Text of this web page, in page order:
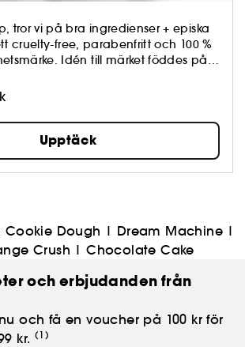
tror vi på bra ingredienser + episka
cruelty-free, parabenfritt och 100 %
Idén till märket föddes på
alltid hittat i vår community och vår
personlig stil och
är den ultimata formen för att ge
Det handlar inte bara om
look; det är hur du uttrycker den
Upptäck
Cookie Dough | Dream Machine |
Crush |Chocolate Cake
och erbjudanden från
och få en voucher på 100 kr för
kr. (1)